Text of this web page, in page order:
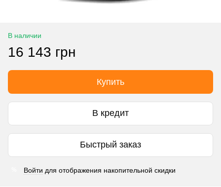
В наличии
16 143 грн
Купить
В кредит
Быстрый заказ
Войти для отображения накопительной скидки